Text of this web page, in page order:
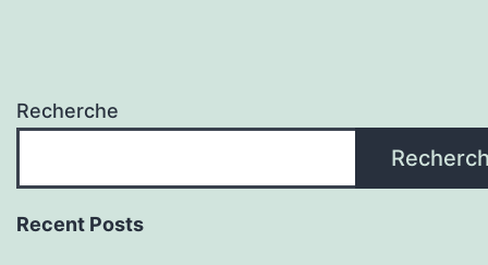
Recherche
Recent Posts